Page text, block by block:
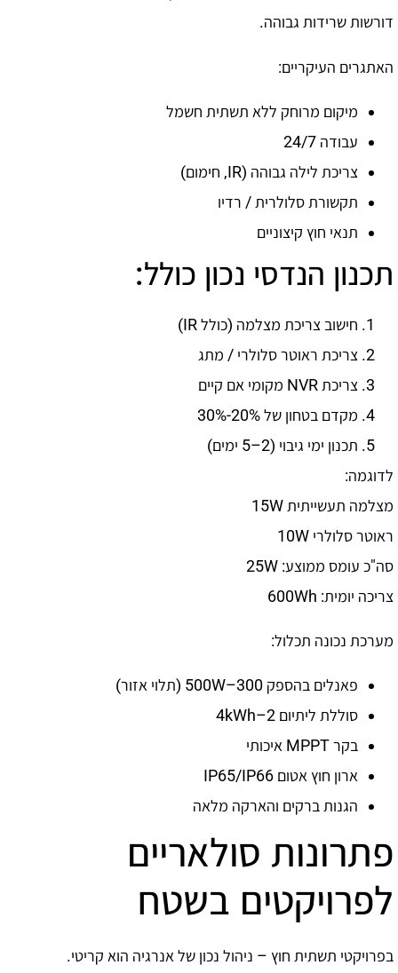
דורשות שרידות גבוהה.
האתגרים העיקריים:
מיקום מרוחק ללא תשתית חשמל
עבודה 24/7
צריכת לילה גבוהה (IR, חימום)
תקשורת סלולרית / רדיו
תנאי חוץ קיצוניים
תכנון הנדסי נכון כולל:
חישוב צריכת מצלמה (כולל IR)
צריכת ראוטר סלולרי / מתג
צריכת NVR מקומי אם קיים
מקדם בטחון של 20%-30%
תכנון ימי גיבוי (2–5 ימים)
לדוגמה:
מצלמה תעשייתית 15W
ראוטר סלולרי 10W
סה"כ עומס ממוצע: 25W
צריכה יומית: 600Wh
מערכת נכונה תכלול:
פאנלים בהספק 300–500W (תלוי אזור)
סוללת ליתיום 2–4kWh
בקר MPPT איכותי
ארון חוץ אטום IP65/IP66
הגנות ברקים והארקה מלאה
פתרונות סולאריים
לפרויקטים בשטח
בפרויקטי תשתית חוץ – ניהול נכון של אנרגיה הוא קריטי.